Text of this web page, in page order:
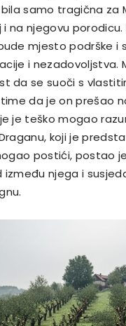
samo tragična za
na njegovu porodicu.
mjesto podrške i
i nezadovoljstva.
da se suoči s
da je on prešao
je teško mogao
koji je
postići, postao
između njega i